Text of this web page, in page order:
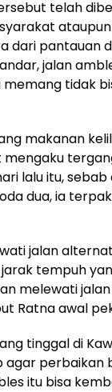
telah
dari pantauan
jalan
tidak
makanan
lalu itu,
dua, ia
jalan
tempuh
melewati
Ratna awal
tinggal di
agar perbaikan
itu bisa